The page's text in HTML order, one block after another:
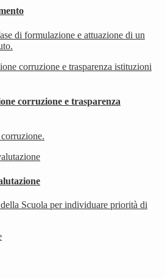
di formulazione e attuazione di un
corruzione e trasparenza
Scuola per individuare priorità di